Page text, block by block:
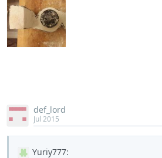
def_lord
Jul 2015
Yuriy777: